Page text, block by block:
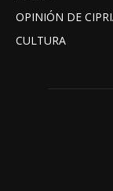
OPINIÓN DE
CULTURA